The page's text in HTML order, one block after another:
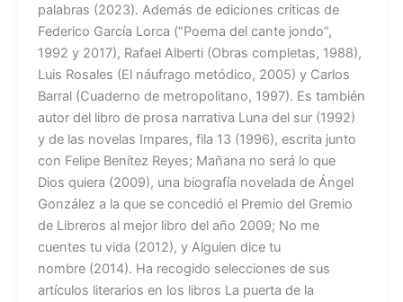
palabras (2023). Además de ediciones críticas de
Federico García Lorca (“Poema del cante jondo”,
1992 y 2017), Rafael Alberti (Obras completas, 1988),
Luis Rosales (El náufrago metódico, 2005) y Carlos
Barral (Cuaderno de metropolitano, 1997). Es también
autor del libro de prosa narrativa Luna del sur (1992)
y de las novelas Impares, fila 13 (1996), escrita junto
con Felipe Benítez Reyes; Mañana no será lo que
Dios quiera (2009), una biografía novelada de Ángel
González a la que se concedió el Premio del Gremio
de Libreros al mejor libro del año 2009; No me
cuentes tu vida (2012), y Alguien dice tu
nombre (2014). Ha recogido selecciones de sus
artículos literarios en los libros La puerta de la